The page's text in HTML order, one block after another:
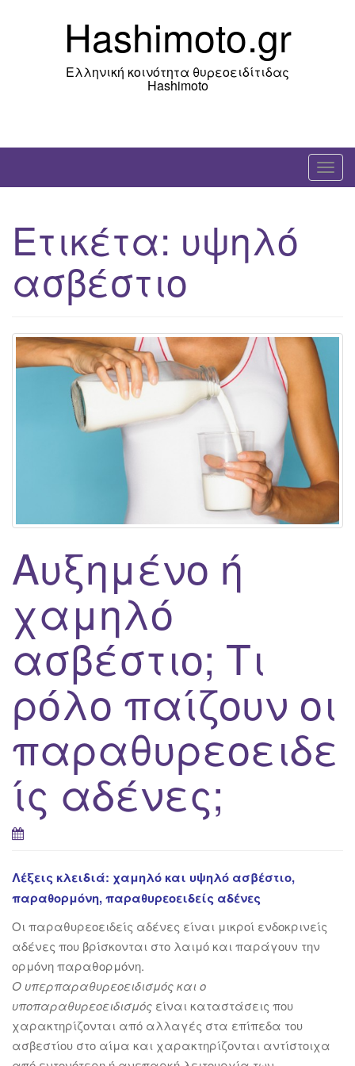
Hashimoto.gr
Ελληνική κοινότητα θυρεοειδίτιδας
Hashimoto
T
o
v
a
t
Ετικέτα: υψηλό
ασβέστιο
Αυξημένο ή
χαμηλό
ασβέστιο; Τι
ρόλο παίζουν οι
παραθυρεοειδε
ίς αδένες;
Λέξεις κλειδιά: χαμηλό και υψηλό ασβέστιο,
παραθορμόνη, παραθυρεοειδείς αδένες
Oι παραθυρεοειδείς αδένες είναι μικρoί ενδοκρινείς
αδένες που βρίσκονται στο λαιμό και παράγουν την
ορμόνη παραθορμόνη.
Ο υπερπαραθυρεοειδισμός και ο
υποπαραθυρεοειδισμός είναι καταστάσεις που
χαρακτηρίζονται από αλλαγές στα επίπεδα του
ασβεστίου στο αίμα και χαρακτηρίζονται αντίστοιχα